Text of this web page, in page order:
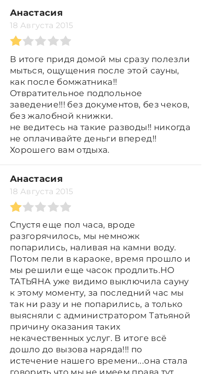
Анастасия
18 Августа 2015
В итоге придя домой мы сразу полезли
мыться, ощущения после этой сауны,
как после бомжатника!!
Отвратительное подпольное
заведение!!! без документов, без чеков,
без жалобной книжки.
не ведитесь на такие разводы!! никогда
не оплачивайте деньги вперед!!
Хорошего вам отдыха.
Анастасия
18 Августа 2015
Спустя еще пол часа, вроде
разгорячилось, мы немножк
попарились, наливая на камни воду.
Потом пели в караоке, время прошло и
мы решили еще часок продлить.НО
ТАТЬЯНА уже видимо выключила сауну
к этому моменту, за последний час мы
так ни разу и не попарились, а только
выясняли с администратором Татьяной
причину оказания таких
некачественных услуг. В итоге всё
дошло до вызова наряда!!! по
истечение нашего времени...она стала